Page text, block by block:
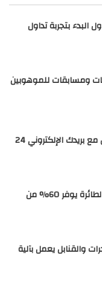
البدء بتجربة تداول
ومسابقات للموهوبين
جهاز يمكنك من التواصل مع بريدك الإلكتروني 24
تصميم مبتكر لمحركات الطائرة يوفر 60% من
والقنابل يعمل بآلية